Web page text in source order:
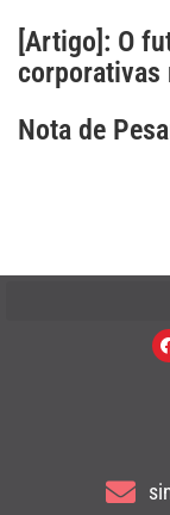
[Artigo]: O
corporativas
Nota de